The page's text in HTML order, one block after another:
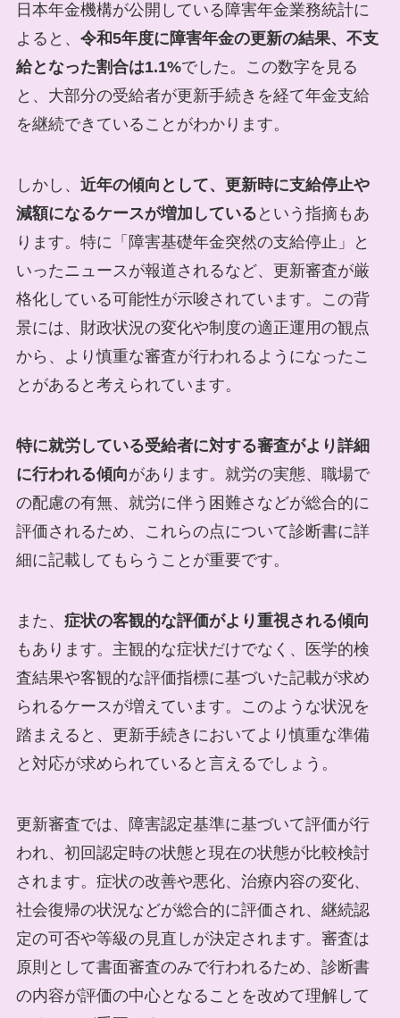
日本年金機構が公開している障害年金業務統計に
よると、 令和5年度に障害年金の更新の結果、不支
給となった割合は1.1%でした。この数字を見る
と、大部分の受給者が更新手続きを経て年金支給
を継続できていることがわかります。
しかし、 近年の傾向として、更新時に支給停止や
減額になるケースが増加している という指摘もあ
ります。特に「障害基礎年金突然の支給停止」と
いったニュースが報道されるなど、更新審査が厳
格化している可能性が示唆されています。この背
景には、財政状況の変化や制度の適正運用の観点
から、より慎重な審査が行われるようになったこ
とがあると考えられています。
特に就労している受給者に対する審査がより詳細
に行われる傾向があります。就労の実態、職場で
の配慮の有無、就労に伴う困難さなどが総合的に
評価されるため、これらの点について診断書に詳
細に記載してもらうことが重要です。
また、 症状の客観的な評価がより重視される傾向
もあります。主観的な症状だけでなく、医学的検
査結果や客観的な評価指標に基づいた記載が求め
られるケースが増えています。このような状況を
踏まえると、更新手続きにおいてより慎重な準備
と対応が求められていると言えるでしょう。
更新審査では、障害認定基準に基づいて評価が行
われ、初回認定時の状態と現在の状態が比較検討
されます。症状の改善や悪化、治療内容の変化、
社会復帰の状況などが総合的に評価され、継続認
定の可否や等級の見直しが決定されます。審査は
原則として書面審査のみで行われるため、診断書
の内容が評価の中心となることを改めて理解して